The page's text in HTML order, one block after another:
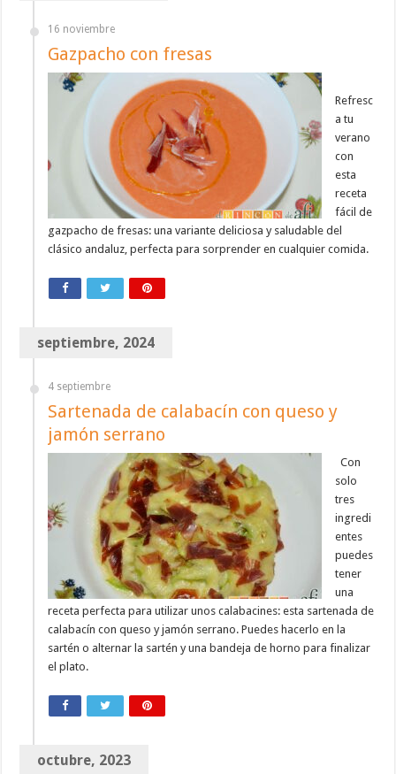
16 noviembre
Gazpacho con fresas
Refresc
a tu
verano
con
esta
receta
fácil de
gazpacho de fresas: una variante deliciosa y saludable del
clásico andaluz, perfecta para sorprender en cualquier comida.
septiembre, 2024
4 septiembre
Sartenada de calabacín con queso y
jamón serrano
Con
solo
tres
ingredi
entes
puedes
tener
una
receta perfecta para utilizar unos calabacines: esta sartenada de
calabacín con queso y jamón serrano. Puedes hacerlo en la
sartén o alternar la sartén y una bandeja de horno para finalizar
el plato.
octubre, 2023